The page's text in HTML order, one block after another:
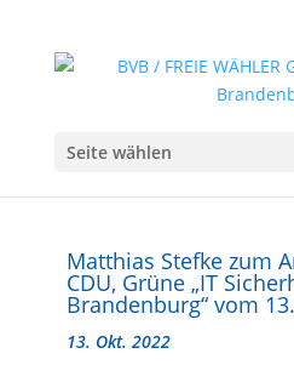
Seite wählen
Matthias Stefke zum
CDU, Grüne „IT
Brandenburg“ vom
13. Okt. 2022